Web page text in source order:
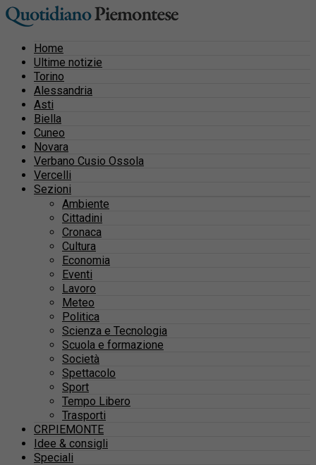
Home
Ultime notizie
Torino
Alessandria
Asti
Biella
Cuneo
Novara
Verbano Cusio Ossola
Vercelli
Sezioni
Ambiente
Cittadini
Cronaca
Cultura
Economia
Eventi
Lavoro
Meteo
Politica
Scienza e Tecnologia
Scuola e formazione
Società
Spettacolo
Sport
Tempo Libero
Trasporti
CRPIEMONTE
Idee & consigli
Speciali